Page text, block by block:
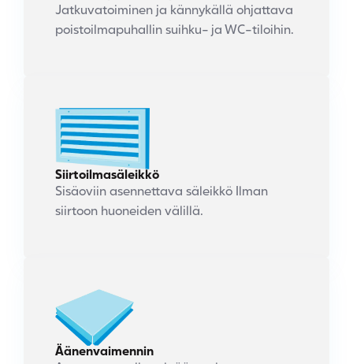
Jatkuvatoiminen ja kännykällä ohjattava
poistoilmapuhallin suihku- ja WC-tiloihin.
Siirtoilmasäleikkö
Sisäoviin asennettava säleikkö Ilman
siirtoon huoneiden välillä.
Äänenvaimennin